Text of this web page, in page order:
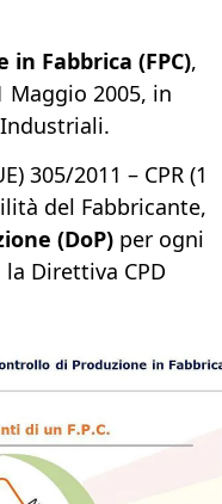
Fabbrica (FPC),
Maggio 2005, in
305/2011 – CPR (1
del Fabbricante,
(DoP) per ogni
Direttiva CPD